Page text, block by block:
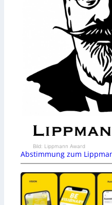
Bild: Lippmann Award
Abstimmung zum